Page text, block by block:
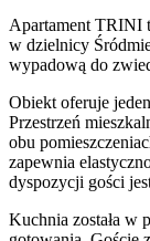
Apartament TRINI
w dzielnicy
wypadową do
Obiekt oferuje
Przestrzeń
obu
zapewnia
dyspozycji gości
Kuchnia została w